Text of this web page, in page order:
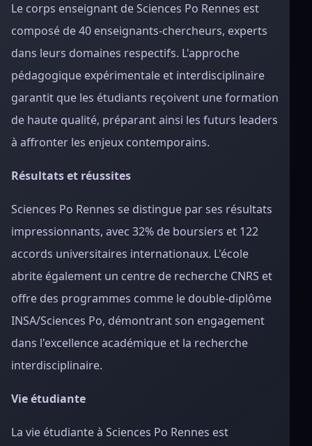
Le corps enseignant de Sciences Po Rennes est
composé de 40 enseignants-chercheurs, experts
dans leurs domaines respectifs. L'approche
pédagogique expérimentale et interdisciplinaire
garantit que les étudiants reçoivent une formation
de haute qualité, préparant ainsi les futurs leaders
à affronter les enjeux contemporains.
Résultats et réussites
Sciences Po Rennes se distingue par ses résultats
impressionnants, avec 32% de boursiers et 122
accords universitaires internationaux. L'école
abrite également un centre de recherche CNRS et
offre des programmes comme le double-diplôme
INSA/Sciences Po, démontrant son engagement
dans l'excellence académique et la recherche
interdisciplinaire.
Vie étudiante
La vie étudiante à Sciences Po Rennes est